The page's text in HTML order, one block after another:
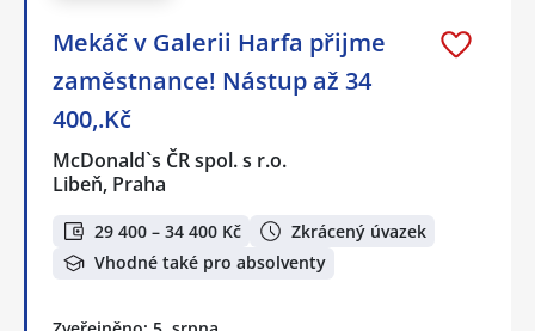
Mekáč v Galerii Harfa přijme
zaměstnance! Nástup až 34
400,.Kč
McDonald`s ČR spol. s r.o.
Libeň, Praha
29 400 – 34 400 Kč
Zkrácený úvazek
Vhodné také pro absolventy